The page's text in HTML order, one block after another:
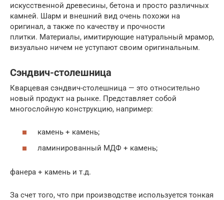
искусственной древесины, бетона и просто различных
камней. Шарм и внешний вид очень похожи на
оригинал, а также по качеству и прочности
плитки. Материалы, имитирующие натуральный мрамор,
визуально ничем не уступают своим оригинальным.
Сэндвич-столешница
Кварцевая сэндвич-столешница — это относительно
новый продукт на рынке. Представляет собой
многослойную конструкцию, например:
камень + камень;
ламинированный МДФ + камень;
фанера + камень и т.д.
За счет того, что при производстве используется тонкая